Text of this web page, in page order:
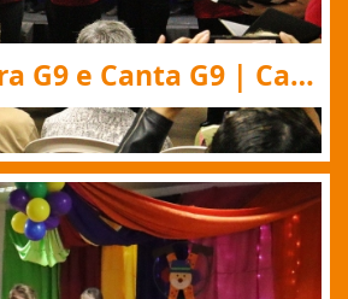
Mantiqueira G9 e Canta G9 | Cantata